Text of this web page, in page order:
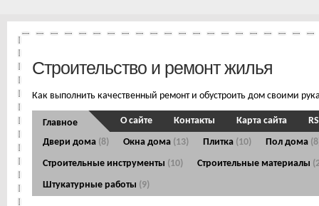
Строительство и ремонт жилья
Как выполнить качественный ремонт и обустроить дом своими
Главное
Двери дома (8) Окна дома (13) Плитка (10) Пол дома
Строительные инструменты (10) Строительные материалы
Штукатурные работы (9)
О сайте Контакты Карта сайта